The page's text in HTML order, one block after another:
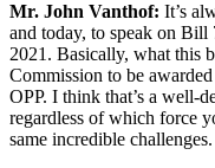
Mr. John Vanthof: It’s
and today, to speak on Bill
2021. Basically, what this
Commission to be
OPP. I think that’s a well-
regardless of which force
same incredible challenges.